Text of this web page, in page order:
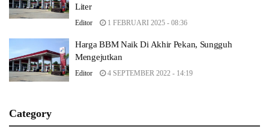
Liter
Editor 1 FEBRUARI 2025 - 08:36
Harga BBM Naik Di Akhir Pekan, Sungguh
Mengejutkan
Editor 4 SEPTEMBER 2022 - 14:19
Category